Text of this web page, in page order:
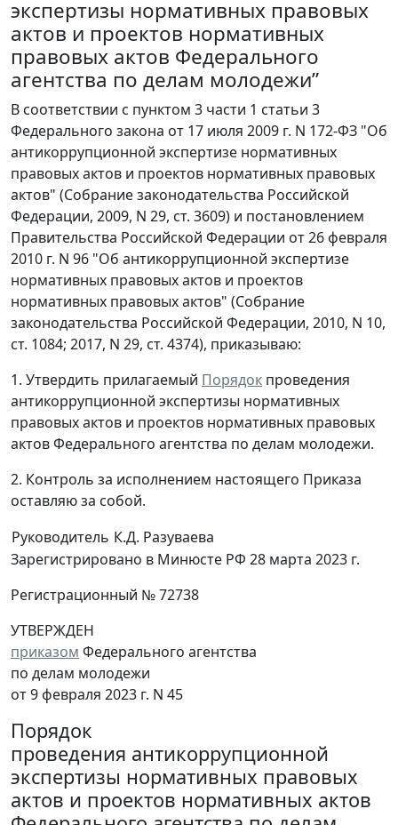
экспертизы нормативных правовых
актов и проектов нормативных
правовых актов Федерального
агентства по делам молодежи”
В соответствии с пунктом 3 части 1 статьи 3
Федерального закона от 17 июля 2009 г. N 172-ФЗ "Об
антикоррупционной экспертизе нормативных
правовых актов и проектов нормативных правовых
актов" (Собрание законодательства Российской
Федерации, 2009, N 29, ст. 3609) и постановлением
Правительства Российской Федерации от 26 февраля
2010 г. N 96 "Об антикоррупционной экспертизе
нормативных правовых актов и проектов
нормативных правовых актов" (Собрание
законодательства Российской Федерации, 2010, N 10,
ст. 1084; 2017, N 29, ст. 4374), приказываю:
1. Утвердить прилагаемый Порядок проведения
антикоррупционной экспертизы нормативных
правовых актов и проектов нормативных правовых
актов Федерального агентства по делам молодежи.
2. Контроль за исполнением настоящего Приказа
оставляю за собой.
Руководитель К.Д. Разуваева
Зарегистрировано в Минюсте РФ 28 марта 2023 г.
Регистрационный № 72738
УТВЕРЖДЕН
приказом Федерального агентства
по делам молодежи
от 9 февраля 2023 г. N 45
Порядок
проведения антикоррупционной
экспертизы нормативных правовых
актов и проектов нормативных актов